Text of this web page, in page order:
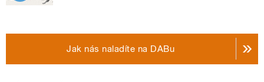
Jak nás naladíte na DABu